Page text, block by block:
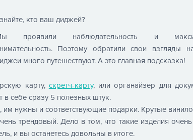
кто ваш диджей?
проявили наблюдательность и
Поэтому обратили свои взгляды
много путешествуют. А это главная подсказка!
карту, скретч-карту, или органайзер для
в себе сразу 5 полезных штук.
им нужны и соответствующие подарки. Крутые
трендовый. Дело в том, что такие изделия очень
и вы останетесь довольны в итоге.